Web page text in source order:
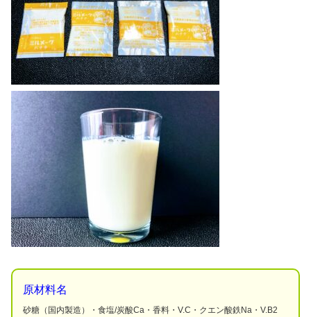
原材料名
砂糖（国内製造）・食塩/炭酸Ca・香料・V.C・クエン酸鉄Na・V.B2